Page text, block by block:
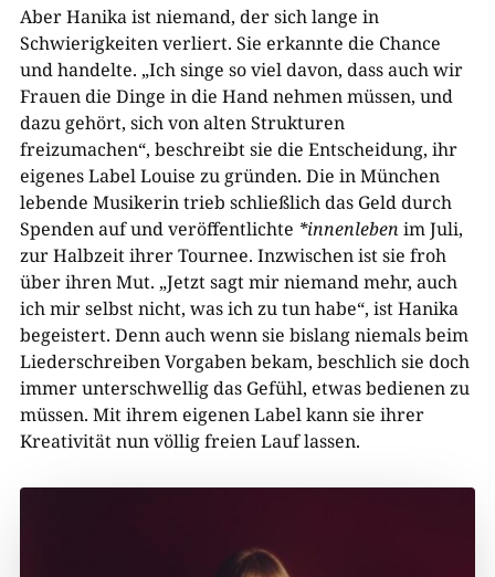
Aber Hanika ist niemand, der sich lange in
Schwierigkeiten verliert. Sie erkannte die Chance
und handelte. „Ich singe so viel davon, dass auch wir
Frauen die Dinge in die Hand nehmen müssen, und
dazu gehört, sich von alten Strukturen
freizumachen“, beschreibt sie die Entscheidung, ihr
eigenes Label Louise zu gründen. Die in München
lebende Musikerin trieb schließlich das Geld durch
Spenden auf und veröffentlichte *innenleben im Juli,
zur Halbzeit ihrer Tournee. Inzwischen ist sie froh
über ihren Mut. „Jetzt sagt mir niemand mehr, auch
ich mir selbst nicht, was ich zu tun habe“, ist Hanika
begeistert. Denn auch wenn sie bislang niemals beim
Liederschreiben Vorgaben bekam, beschlich sie doch
immer unterschwellig das Gefühl, etwas bedienen zu
müssen. Mit ihrem eigenen Label kann sie ihrer
Kreativität nun völlig freien Lauf lassen.